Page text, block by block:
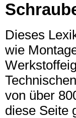
Dieses
wie
von über
diese Seite